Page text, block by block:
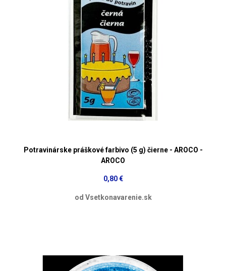
Potravinárske práškové farbivo (5 g) čierne - AROCO -
AROCO
0,80 €
od Vsetkonavarenie.sk